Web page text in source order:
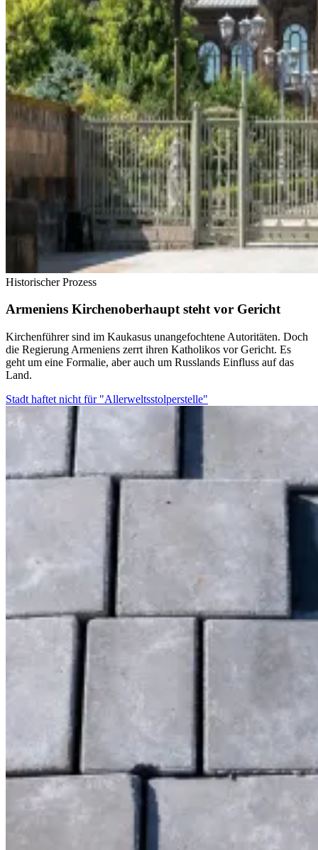
Historischer Prozess
Armeniens Kirchenoberhaupt steht vor Gericht
Kirchenführer sind im Kaukasus unangefochtene Autoritäten. Doch
die Regierung Armeniens zerrt ihren Katholikos vor Gericht. Es
geht um eine Formalie, aber auch um Russlands Einfluss auf das
Land.
Stadt haftet nicht für "Allerweltsstolperstelle"